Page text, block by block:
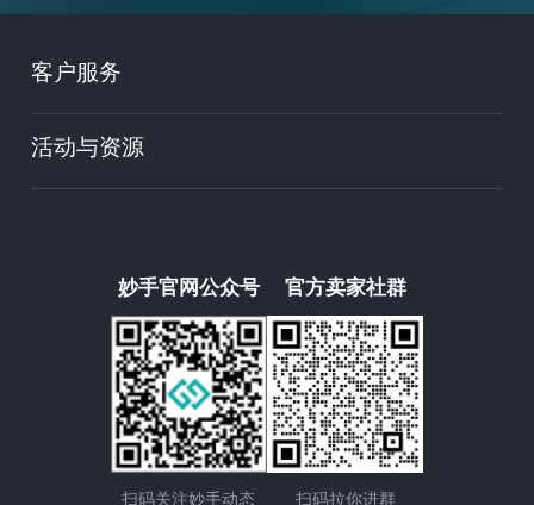
客户服务
活动与资源
妙手官网公众号
扫码关注妙手动态
官方卖家社群
扫码拉你进群